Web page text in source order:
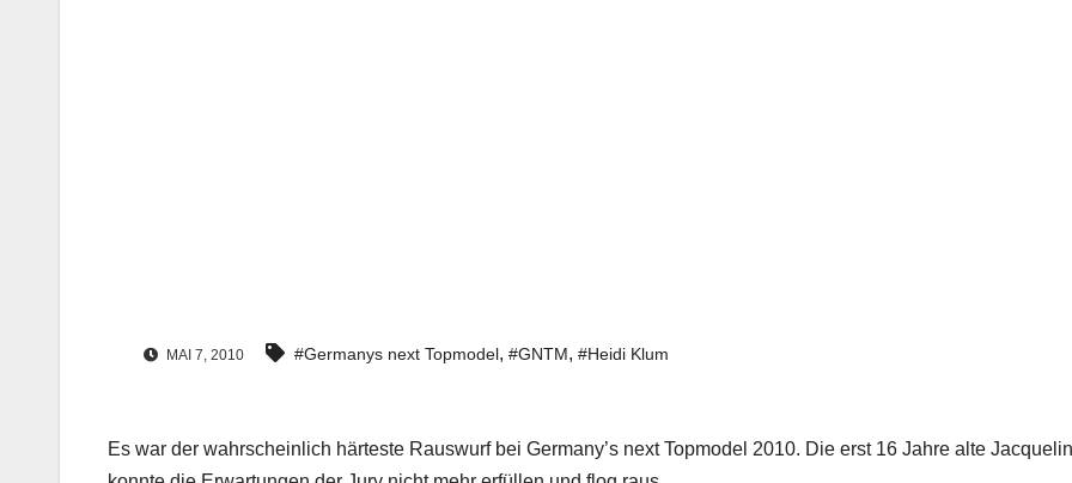
MAI 7, 2010 #Germanys next Topmodel, #GNTM, #Heidi Klum
Es war der wahrscheinlich härteste Rauswurf bei Germany’s next Topmodel 2010. Die erst 16 Jahre alte